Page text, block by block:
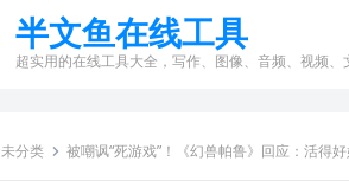
半文鱼在线工具
超实用的在线工具大全，写作、图像、音频、视频、
未分类 被嘲讽“死游戏”！《幻兽帕鲁》回应：活得